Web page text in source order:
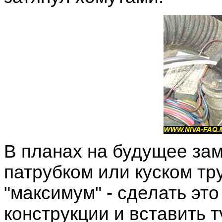
В планах на будущее
патрубком или куском
"максимум" - сделать
конструкции и вставить